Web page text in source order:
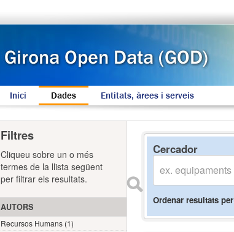
Inici Dades Entitats, àrees i serveis
Cercador
Ordenar resultats per
Filtres
Cliqueu sobre un o més
termes de la llista següent
per filtrar els resultats.
AUTORS
Recursos Humans (1)